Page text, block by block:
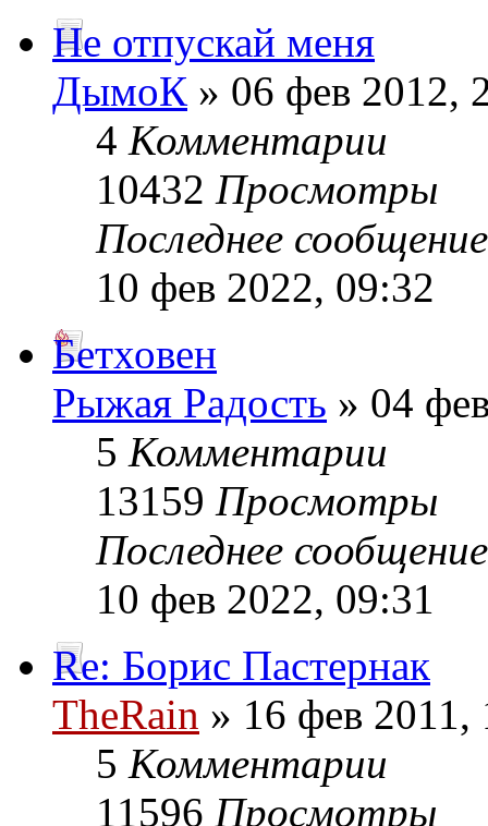
Не отпускай меня
ДымоК » 06 фев 2012,
4 Комментарии
10432 Просмотры
Последнее
10 фев 2022, 09:32
Бетховен
Рыжая Радость » 04
5 Комментарии
13159 Просмотры
Последнее
10 фев 2022, 09:31
Re: Борис Пастернак
TheRain » 16 фев 2011,
5 Комментарии
11596 Просмотры